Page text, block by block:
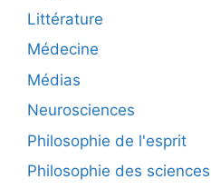
Littérature
Médecine
Médias
Neurosciences
Philosophie de l'esprit
Philosophie des sciences